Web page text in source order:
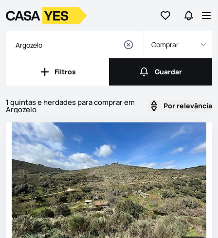
Ir para osIr para
LogoIr para a homepage
Comprar
Filtros
Filtros Guardar
Guardar
1 quintas e herdades para comprar em
Argozelo Por relevância
Imóveis
Lista de Imóveis